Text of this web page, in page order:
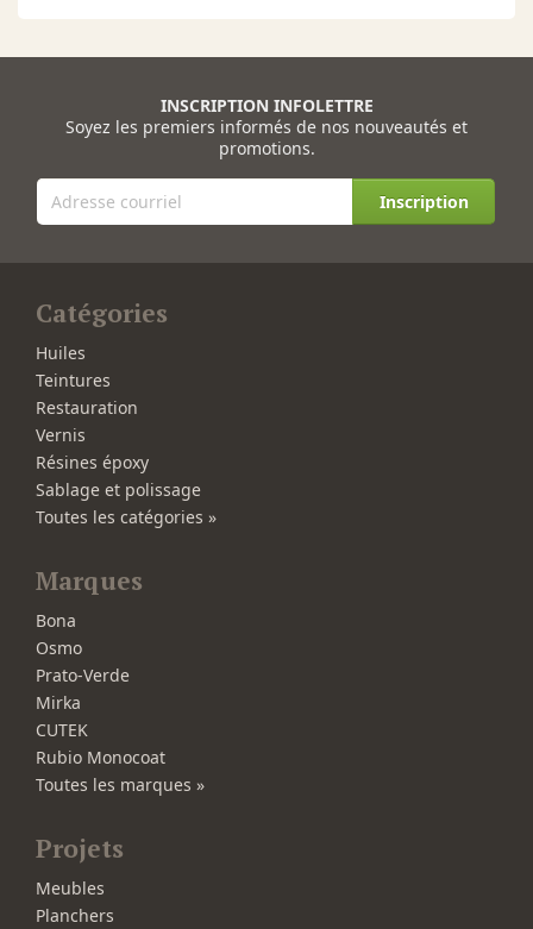
INSCRIPTION INFOLETTRE
Soyez les premiers informés de nos nouveautés et
promotions.
Inscription
Catégories
Huiles
Teintures
Restauration
Vernis
Résines époxy
Sablage et polissage
Toutes les catégories »
Marques
Bona
Osmo
Prato-Verde
Mirka
CUTEK
Rubio Monocoat
Toutes les marques »
Projets
Meubles
Planchers